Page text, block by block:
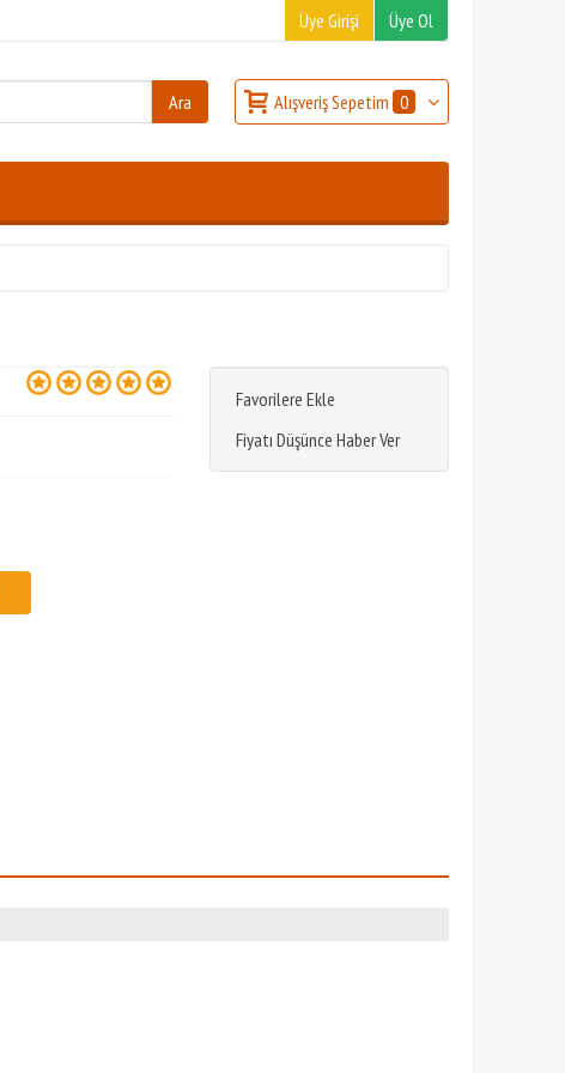
Üye Girişi Üye Ol
Alışveriş Sepetim 0
Favorilere Ekle
Fiyatı Düşünce Haber Ver